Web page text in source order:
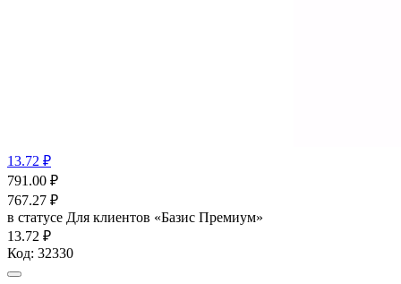
13.72 ₽
791.00 ₽
767.27 ₽
в статусе Для клиентов «Базис Премиум»
13.72 ₽
Код: 32330